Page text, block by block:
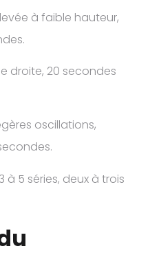
à faible hauteur,
droite, 20 secondes
oscillations,
à 5 séries, deux à trois